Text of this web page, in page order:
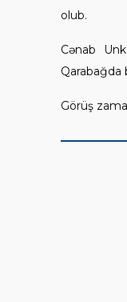
olub.
Cənab
Qarabağda
Görüş